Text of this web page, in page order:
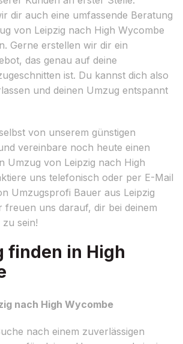
dir auch eine umfassende Beratung
von Leipzig nach High Wycombe
Gerne erstellen wir dir ein
das genau auf deine
ist. Du kannst dich also
und deinen Umzug entspannt
von unserem günstigen
vereinbare noch heute einen
Umzug von Leipzig nach High
uns telefonisch oder per E-Mail
Umzugsprofi Bauer aus Leipzig
freuen uns darauf, dir bei deinem
sein!
finden in High
nach High Wycombe
nach einem zuverlässigen